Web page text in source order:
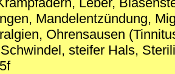
Mandelentzündung,
Ohrensausen
steifer Hals,